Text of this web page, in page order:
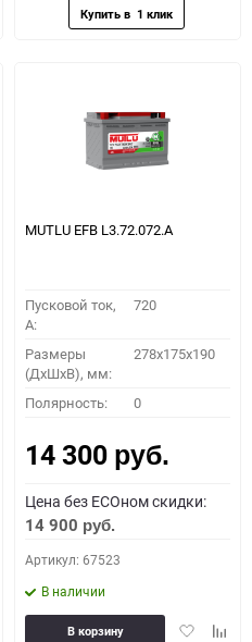
MUTLU EFB L3.72.072.A
Пусковой ток,
A:
720
Размеры
(ДхШхВ), мм:
278x175x190
Полярность: 0
14 300 руб.
Цена без ECOном скидки:
14 900 руб.
Артикул: 67523
В наличии
Добавить
В корзину